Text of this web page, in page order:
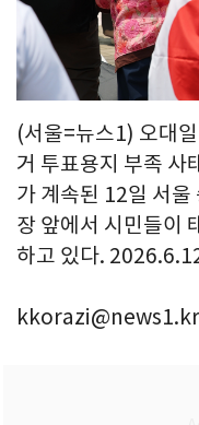
(서울=뉴스1) 오대
거 투표용지 부족 사
가 계속된 12일 서울
장 앞에서 시민들이
하고 있다.
kkorazi@news1.kr